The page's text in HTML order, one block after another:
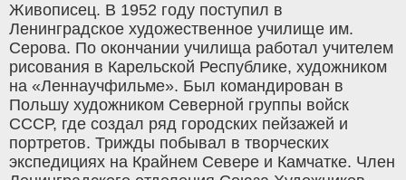
Живописец. В 1952 году поступил в
Ленинградское художественное училище им.
Серова. По окончании училища работал учителем
рисования в Карельской Республике, художником
на «Леннаучфильме». Был командирован в
Польшу художником Северной группы войск
СССР, где создал ряд городских пейзажей и
портретов. Трижды побывал в творческих
экспедициях на Крайнем Севере и Камчатке. Член